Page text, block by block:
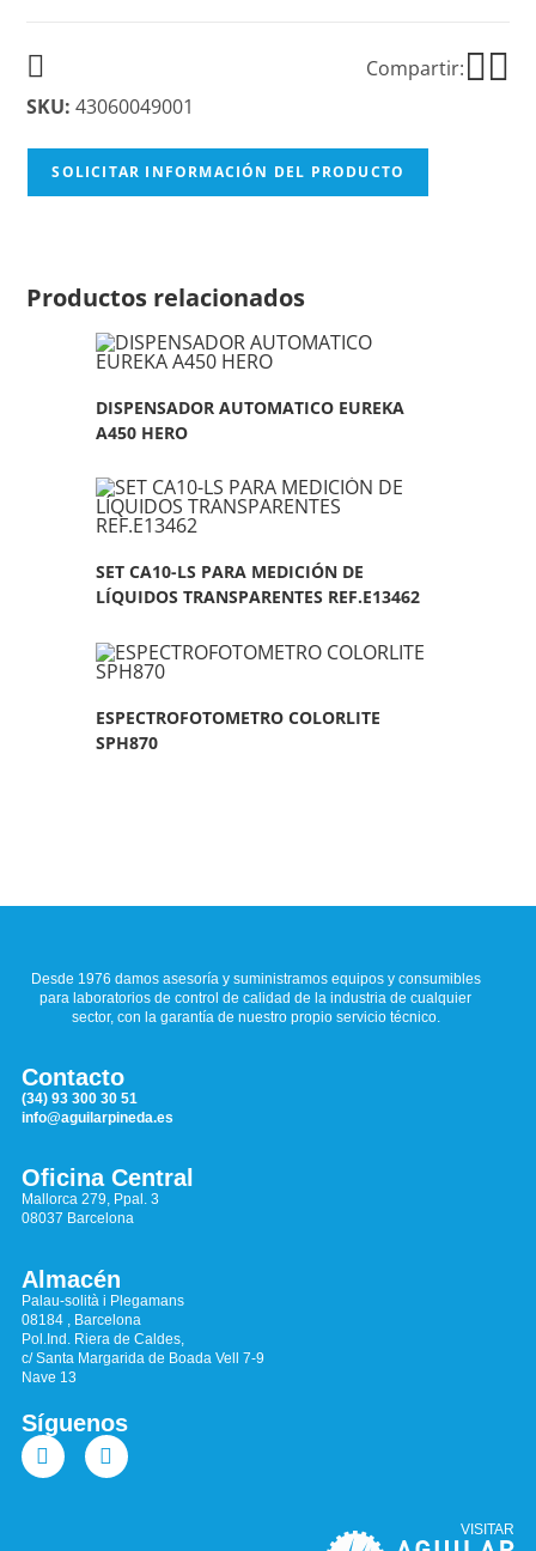
Compartir:
SKU: 43060049001
SOLICITAR INFORMACIÓN DEL PRODUCTO
Productos relacionados
DISPENSADOR AUTOMATICO EUREKA
A450 HERO
SET CA10-LS PARA MEDICIÓN DE
LÍQUIDOS TRANSPARENTES REF.E13462
ESPECTROFOTOMETRO COLORLITE
SPH870
Desde 1976 damos asesoría y suministramos equipos y consumibles
para laboratorios de control de calidad de la industria de cualquier
sector, con la garantía de nuestro propio servicio técnico.
Contacto
(34) 93 300 30 51
info@aguilarpineda.es
Oficina Central
Mallorca 279, Ppal. 3
08037 Barcelona
Almacén
Palau-solità i Plegamans
08184 , Barcelona
Pol.Ind. Riera de Caldes,
c/ Santa Margarida de Boada Vell 7-9
Nave 13
Síguenos
VISITAR